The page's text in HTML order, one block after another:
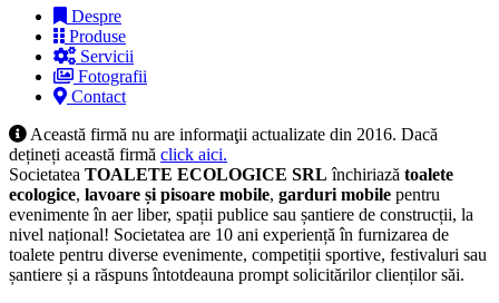
Despre
Produse
Servicii
Fotografii
Contact
Această firmă nu are informaţii actualizate din 2016. Dacă
dețineți această firmă click aici.
Societatea TOALETE ECOLOGICE SRL închiriază toalete
ecologice, lavoare și pisoare mobile, garduri mobile pentru
evenimente în aer liber, spații publice sau șantiere de construcții, la
nivel național! Societatea are 10 ani experiență în furnizarea de
toalete pentru diverse evenimente, competiții sportive, festivaluri sau
șantiere și a răspuns întotdeauna prompt solicitărilor clienților săi.